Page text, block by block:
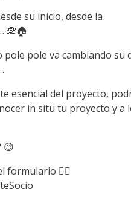
su inicio, desde la
🙈🏠
pole pole va cambiando su
esencial del proyecto,
in situ tu proyecto y a
😉
formulario 👉🏽